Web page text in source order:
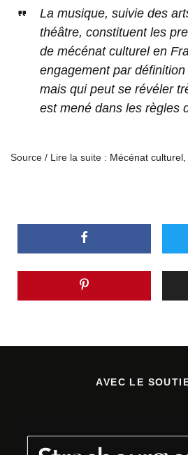
La musique, suivie des
théâtre, constituent les
de mécénat culturel en
engagement par
mais qui peut se révéler
est mené dans les règles
Source / Lire la suite : Mécénat
AVEC LE